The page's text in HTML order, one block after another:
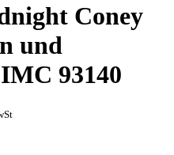
Coney
und
93140